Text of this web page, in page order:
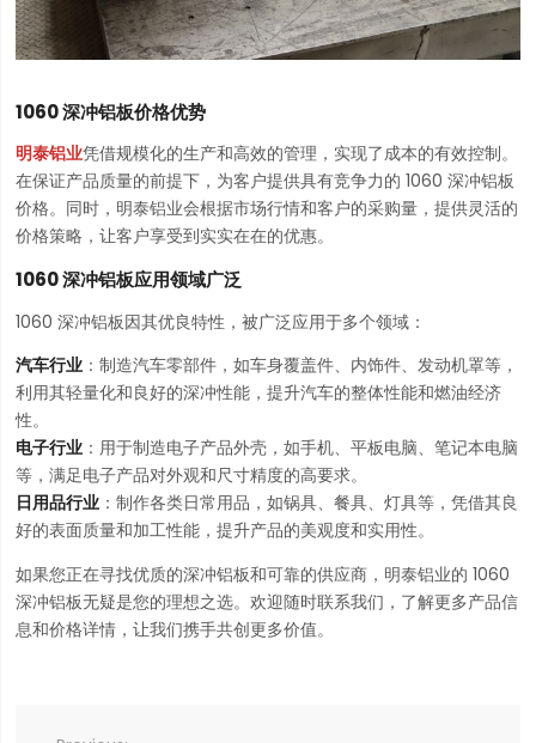
1060 深冲铝板价格优势
明泰铝业凭借规模化的生产和高效的管理，实现了成本的有效控制。
在保证产品质量的前提下，为客户提供具有竞争力的 1060 深冲铝板
价格。同时，明泰铝业会根据市场行情和客户的采购量，提供灵活的
价格策略，让客户享受到实实在在的优惠。
1060 深冲铝板应用领域广泛
1060 深冲铝板因其优良特性，被广泛应用于多个领域：
汽车行业：制造汽车零部件，如车身覆盖件、内饰件、发动机罩等，
利用其轻量化和良好的深冲性能，提升汽车的整体性能和燃油经济
性。
电子行业：用于制造电子产品外壳，如手机、平板电脑、笔记本电脑
等，满足电子产品对外观和尺寸精度的高要求。
日用品行业：制作各类日常用品，如锅具、餐具、灯具等，凭借其良
好的表面质量和加工性能，提升产品的美观度和实用性。
如果您正在寻找优质的深冲铝板和可靠的供应商，明泰铝业的 1060
深冲铝板无疑是您的理想之选。欢迎随时联系我们，了解更多产品信
息和价格详情，让我们携手共创更多价值。